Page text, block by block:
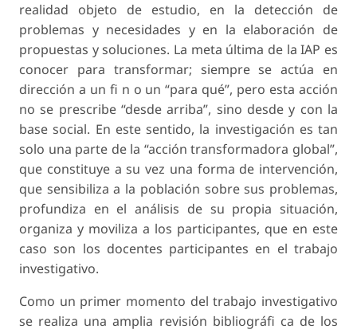
realidad objeto de estudio, en la detección de
problemas y necesidades y en la elaboración de
propuestas y soluciones. La meta última de la IAP es
conocer para transformar; siempre se actúa en
dirección a un fi n o un “para qué”, pero esta acción
no se prescribe “desde arriba”, sino desde y con la
base social. En este sentido, la investigación es tan
solo una parte de la “acción transformadora global”,
que constituye a su vez una forma de intervención,
que sensibiliza a la población sobre sus problemas,
profundiza en el análisis de su propia situación,
organiza y moviliza a los participantes, que en este
caso son los docentes participantes en el trabajo
investigativo.
Como un primer momento del trabajo investigativo
se realiza una amplia revisión bibliográfi ca de los